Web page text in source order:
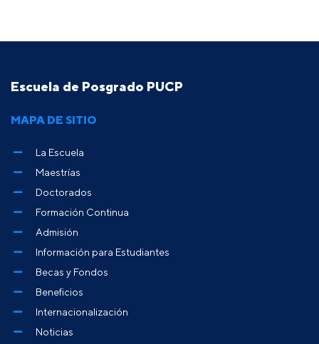
Escuela de Posgrado PUCP
MAPA DE SITIO
La Escuela
Maestrías
Doctorados
Formación Continua
Admisión
Información para Estudiantes
Becas y Fondos
Beneficios
Internacionalización
Noticias